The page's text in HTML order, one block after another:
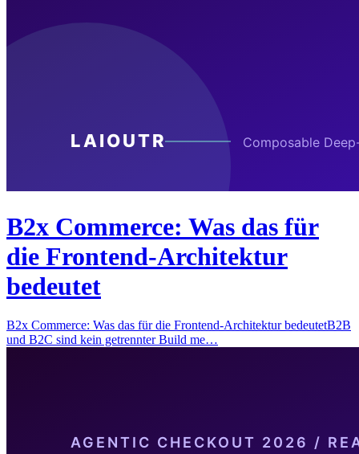
B2x Commerce: Was das für
die Frontend-Architektur
bedeutet
B2x Commerce: Was das für die Frontend-Architektur bedeutetB2B
und B2C sind kein getrennter Build me…